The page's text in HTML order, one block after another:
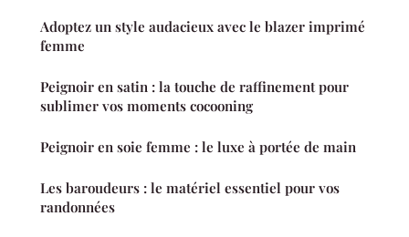
Adoptez un style audacieux avec le blazer imprimé
femme
Peignoir en satin : la touche de raffinement pour
sublimer vos moments cocooning
Peignoir en soie femme : le luxe à portée de main
Les baroudeurs : le matériel essentiel pour vos
randonnées